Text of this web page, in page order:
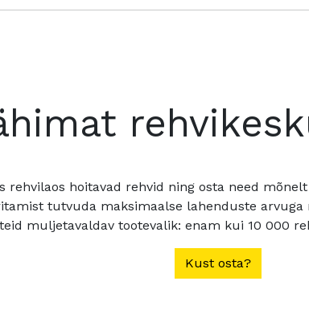
rehvilaos hoitavad rehvid ning osta need
tutvuda maksimaalse lahenduste
muljetavaldav tootevalik: enam kui 10 000
Kust osta?